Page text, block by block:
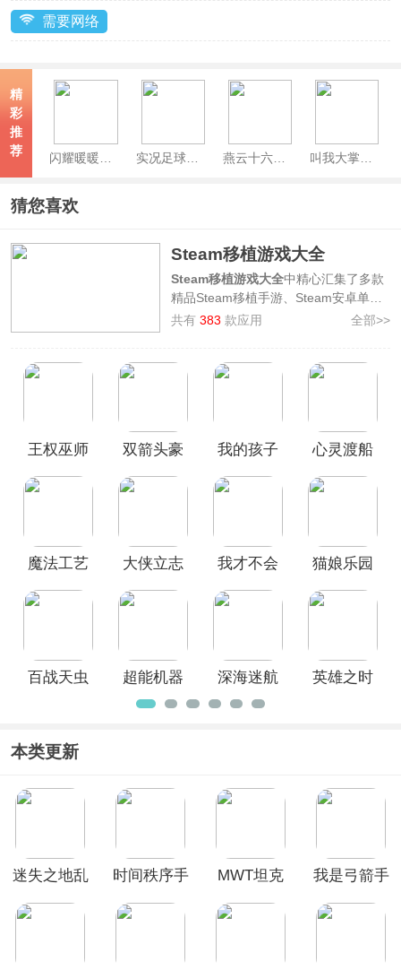
需要网络
精
彩
推
荐
实况足球官服
猜您喜欢
Steam移植游戏大全
Steam移植游戏大全中精心汇集了多款
精品Steam移植手游、Steam安卓单机
大作，让您在手机上也能畅玩Steam同
饥荒、小小梦魇、避难所生存
等众多优
戏类别，如果你找不到Steam上好玩的
移植手游，快来Steam移植游戏大全挑
共有383 款应用 全部>>
王权巫师
双箭头豪
我的孩子
心灵渡船
魔法工艺
大侠立志
我才不会
欺负呢手
猫娘乐园
百战天虫
超能机器
人手机版
深海迷航
冰点之下
英雄之时
本类更新
迷失之地乱
时间秩序手
MWT坦克
我是弓箭手